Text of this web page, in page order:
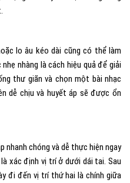
lo âu kéo dài cũng có thể làm
nhàng là cách hiệu quả để giải
thư giãn và chọn một bài nhạc
dễ chịu và huyết áp sẽ được ổn
nhanh chóng và dễ thực hiện ngay
xác định vị trí ở dưới dái tai. Sau
đi đến vị trí thứ hai là chính giữa